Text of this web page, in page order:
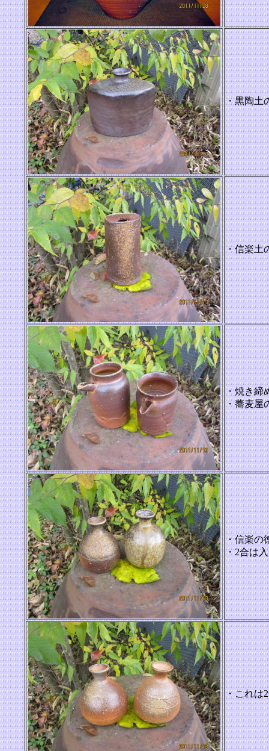
・黒陶土
・信楽土
・焼き締
・蕎麦屋
・信楽の
・2合は
・これは